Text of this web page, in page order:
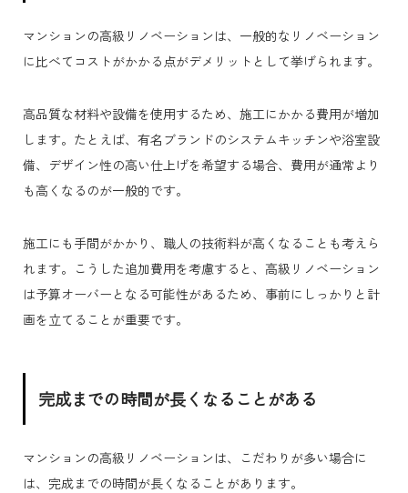
マンションの高級リノベーションは、一般的なリノベーション
に比べてコストがかかる点がデメリットとして挙げられます。
高品質な材料や設備を使用するため、施工にかかる費用が増加
します。たとえば、有名ブランドのシステムキッチンや浴室設
備、デザイン性の高い仕上げを希望する場合、費用が通常より
も高くなるのが一般的です。
施工にも手間がかかり、職人の技術料が高くなることも考えら
れます。こうした追加費用を考慮すると、高級リノベーション
は予算オーバーとなる可能性があるため、事前にしっかりと計
画を立てることが重要です。
完成までの時間が長くなることがある
マンションの高級リノベーションは、こだわりが多い場合に
は、完成までの時間が長くなることがあります。